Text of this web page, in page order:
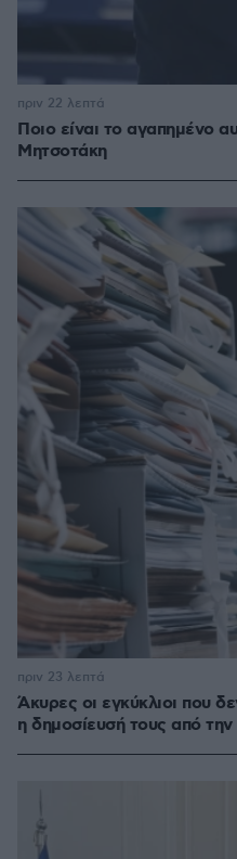
Ποιο είναι το αγαπημένο
Μητσοτάκη
πριν 22 λεπτά
Άκυρες οι εγκύκλιοι που
η δημοσίευσή τους από
πριν 23 λεπτά